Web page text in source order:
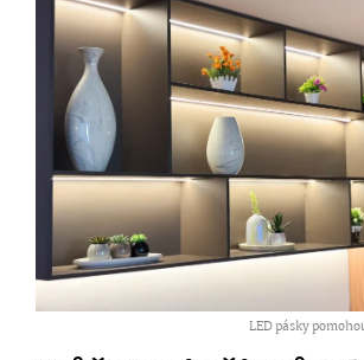
LED pásky